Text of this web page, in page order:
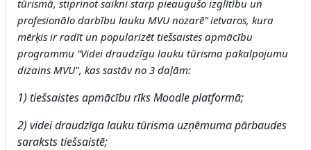
tūrismā, stiprinot saikni starp pieaugušo izglītību un
profesionālo darbību lauku MVU nozarē” ietvaros, kura
mērķis ir radīt un popularizēt tiešsaistes apmācību
programmu “Videi draudzīgu lauku tūrisma pakalpojumu
dizains MVU", kas sastāv no 3 daļām:
1) tiešsaistes apmācību rīks Moodle platformā;
2) videi draudzīga lauku tūrisma uzņēmuma pārbaudes
saraksts tiešsaistē;